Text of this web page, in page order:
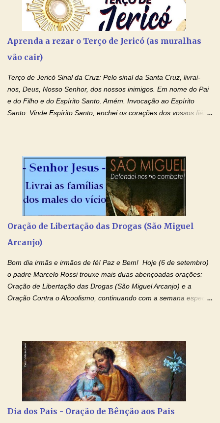
Aprenda a rezar o Terço de Jericó (as muralhas
vão cair)
Terço de Jericó Sinal da Cruz: Pelo sinal da Santa Cruz, livrai-
nos, Deus, Nosso Senhor, dos nossos inimigos. Em nome do Pai
e do Filho e do Espírito Santo. Amém. Invocação ao Espírito
Santo: Vinde Espírito Santo, enchei os corações dos vossos fiéis
Santo, fazei que apreciemos retamente todas as coisas segundo
o mesmo Espírito e gozemos sempre da sua consolação. Por
Cristo, Senhor Nosso. Amém. Creio: Creio em Deus Pai Todo-
Poderoso, Criador do céu e da terra; e em Jesus Cristo, seu
único Filho, nosso Senhor; que foi concebido pelo poder do Espí­
foi crucificado, morto e sepultado. Desceu à mansão dos mortos;
ressuscitou ao terceiro dia; subiu aos céus, está sentado à direita
Oração de Libertação das Drogas (São Miguel
Arcanjo)
Bom dia irmãs e irmãos de fé! Paz e Bem! Hoje (6 de setembro)
o padre Marcelo Rossi trouxe mais duas abençoadas orações:
Oração de Libertação das Drogas (São Miguel Arcanjo) e a
Oração Contra o Alcoolismo, continuando com a semana especial
Ágape de nosso Pai Santo - Jesus - te curar, deixe nossa
Mãezinha do Céu - Maria - te proteger com Seu divino manto.
Não desista, Jesus irá curar todas suas feridas, Creia! Adriana-
Devoção e Fé Oração de Libertação das Drogas (São Miguel
Arcanjo) "Senhor, Pai Eterno, em Nome de Teu Filho Jesus,
se encontram encarcerados em um vício, escravos de alguma
Dia dos Pais - Oração de Bênção aos Pais